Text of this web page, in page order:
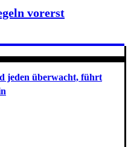
vorerst
jeden überwacht, führt